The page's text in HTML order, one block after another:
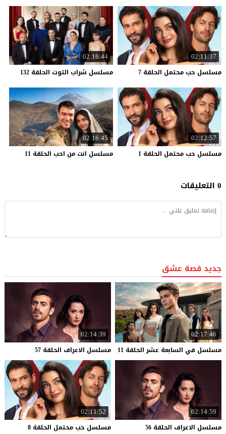
02:11:37
مسلسل حب محتمل الحلقة 7
02:16:44
مسلسل شراب التوت الحلقة 132
02:12:57
مسلسل حب محتمل الحلقة 1
02:16:45
مسلسل انت من احب الحلقة 11
0 التعليقات
جديد قصة عشق
02:17:46
مسلسل في السابعة عشر الحلقة 11
02:14:39
مسلسل الاعراف الحلقة 57
02:14:59
مسلسل الاعراف الحلقة 56
02:11:52
مسلسل حب محتمل الحلقة 8